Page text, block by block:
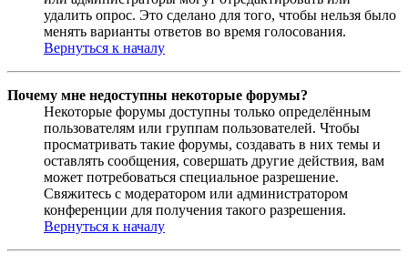
удалить опрос. Это сделано для того, чтобы нельзя было
менять варианты ответов во время голосования.
Вернуться к началу
Почему мне недоступны некоторые форумы?
Некоторые форумы доступны только определённым
пользователям или группам пользователей. Чтобы
просматривать такие форумы, создавать в них темы и
оставлять сообщения, совершать другие действия, вам
может потребоваться специальное разрешение.
Свяжитесь с модератором или администратором
конференции для получения такого разрешения.
Вернуться к началу